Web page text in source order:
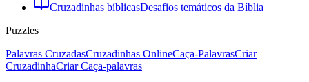
Cruzadinhas bíblicasDesafios temáticos da Bíblia
Puzzles
Palavras CruzadasCruzadinhas OnlineCaça-PalavrasCriar
CruzadinhaCriar Caça-palavras